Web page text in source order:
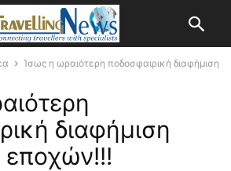
Ίσως η ωραιότερη ποδοσφαιρική διαφήμιση
διαφήμιση